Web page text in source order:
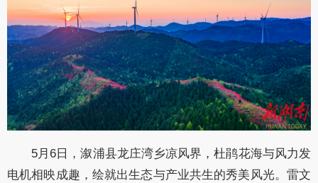
5月6日，溆浦县龙庄湾乡凉风界，杜鹃花海与风力发
电机相映成趣，绘就出生态与产业共生的秀美风光。雷文